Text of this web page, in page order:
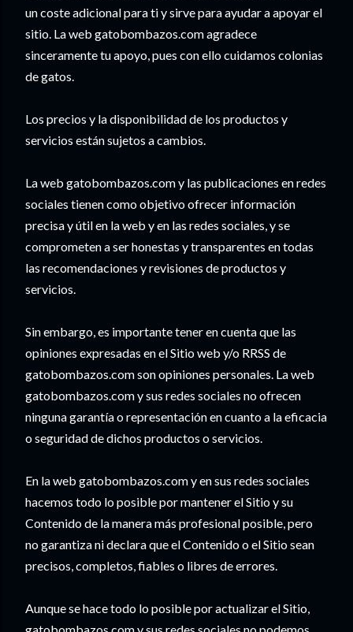
un coste adicional para ti y sirve para ayudar a apoyar el
sitio. La web gatobombazos.com agradece
sinceramente tu apoyo, pues con ello cuidamos colonias
de gatos.
Los precios y la disponibilidad de los productos y
servicios están sujetos a cambios.
La web gatobombazos.com y las publicaciones en redes
sociales tienen como objetivo ofrecer información
precisa y útil en la web y en las redes sociales, y se
comprometen a ser honestas y transparentes en todas
las recomendaciones y revisiones de productos y
servicios.
Sin embargo, es importante tener en cuenta que las
opiniones expresadas en el Sitio web y/o RRSS de
gatobombazos.com son opiniones personales. La web
gatobombazos.com y sus redes sociales no ofrecen
ninguna garantía o representación en cuanto a la eficacia
o seguridad de dichos productos o servicios.
En la web gatobombazos.com y en sus redes sociales
hacemos todo lo posible por mantener el Sitio y su
Contenido de la manera más profesional posible, pero
no garantiza ni declara que el Contenido o el Sitio sean
precisos, completos, fiables o libres de errores.
Aunque se hace todo lo posible por actualizar el Sitio,